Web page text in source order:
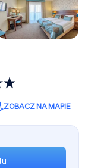
ZOBACZ NA MAPIE